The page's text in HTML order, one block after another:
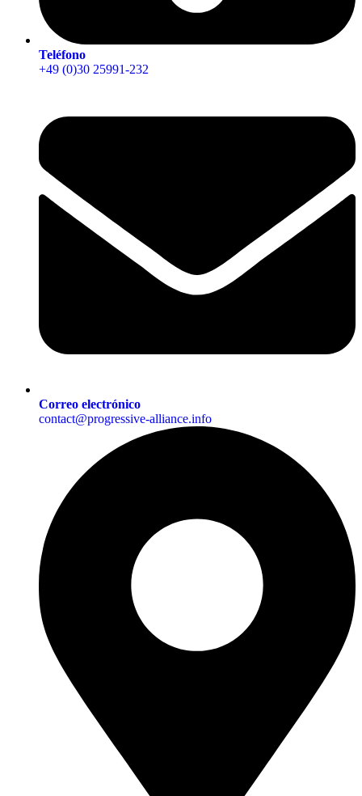
Teléfono
+49 (0)30 25991-232
Correo electrónico
contact@progressive-alliance.info